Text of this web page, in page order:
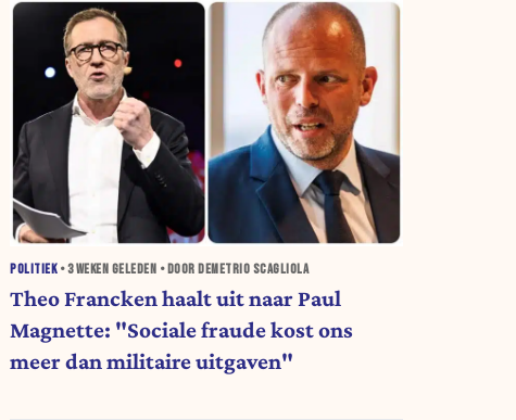
POLITIEK•3 WEKEN GELEDEN • DOOR DEMETRIO SCAGLIOLA
Theo Francken haalt uit naar Paul
Magnette: "Sociale fraude kost ons
meer dan militaire uitgaven"